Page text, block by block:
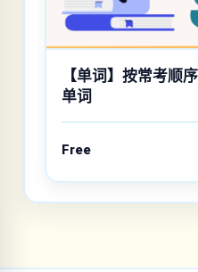
【单词】按常考顺
单词
Free